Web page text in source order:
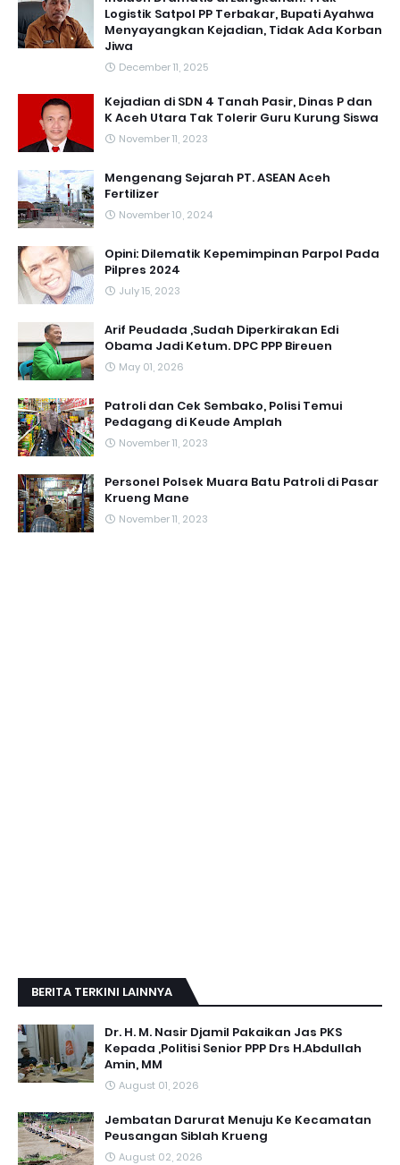
Logistik Satpol PP Terbakar, Bupati Ayahwa
Menyayangkan Kejadian, Tidak Ada Korban
Jiwa
December 11, 2025
Kejadian di SDN 4 Tanah Pasir, Dinas P dan
K Aceh Utara Tak Tolerir Guru Kurung Siswa
November 11, 2023
Mengenang Sejarah PT. ASEAN Aceh
Fertilizer
November 10, 2024
Opini: Dilematik Kepemimpinan Parpol Pada
Pilpres 2024
July 15, 2023
Arif Peudada ,Sudah Diperkirakan Edi
Obama Jadi Ketum. DPC PPP Bireuen
May 01, 2026
Patroli dan Cek Sembako, Polisi Temui
Pedagang di Keude Amplah
November 11, 2023
Personel Polsek Muara Batu Patroli di Pasar
Krueng Mane
November 11, 2023
BERITA TERKINI LAINNYA
Dr. H. M. Nasir Djamil Pakaikan Jas PKS
Kepada ,Politisi Senior PPP Drs H.Abdullah
Amin, MM
August 01, 2026
Jembatan Darurat Menuju Ke Kecamatan
Peusangan Siblah Krueng
August 02, 2026